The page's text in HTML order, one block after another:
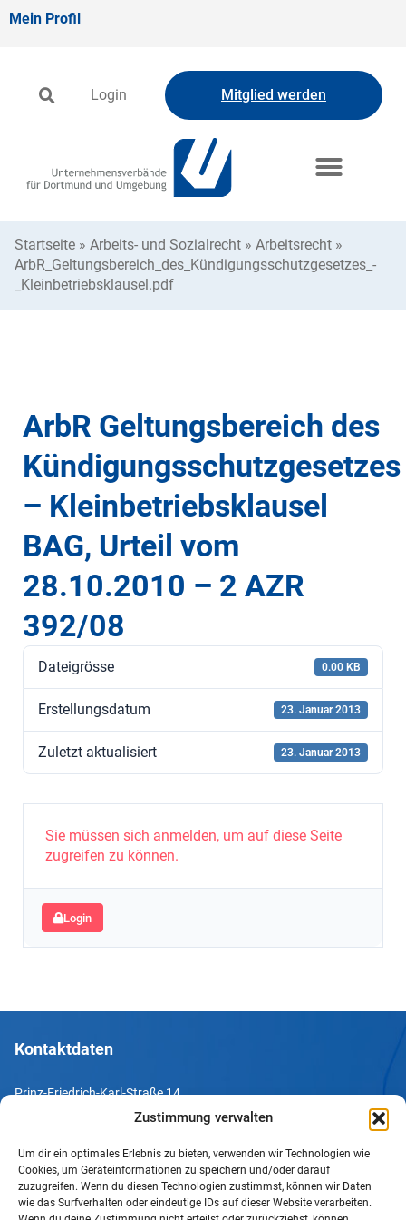
Zustimmung verwalten
Um dir ein optimales Erlebnis zu bieten, verwenden wir Technologien wie
Cookies, um Geräteinformationen zu speichern und/oder darauf
zuzugreifen. Wenn du diesen Technologien zustimmst, können wir Daten
wie das Surfverhalten oder eindeutige IDs auf dieser Website verarbeiten.
Mein Profil
Login Mitglied werden
Startseite » Arbeits- und Sozialrecht » Arbeitsrecht »
ArbR_Geltungsbereich_des_Kündigungsschutzgesetzes_-
_Kleinbetriebsklausel.pdf
ArbR Geltungsbereich des
Kündigungsschutzgesetzes
– Kleinbetriebsklausel
BAG, Urteil vom
28.10.2010 – 2 AZR
392/08
Dateigrösse 0.00 KB
Erstellungsdatum 23. Januar 2013
Zuletzt aktualisiert 23. Januar 2013
Sie müssen sich anmelden, um auf diese Seite
zugreifen zu können.
Login
Kontaktdaten
Prinz-Friedrich-Karl-Straße 14
Tel. +49 231 952052-10
Fax +49 231 952052-60
e-Mail info@uv-do.de